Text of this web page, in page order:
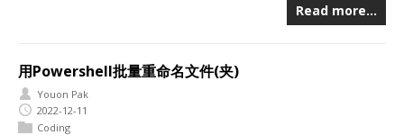
Read more…
用Powershell批量重命名文件(夹)
Youon Pak
2022-12-11
Coding